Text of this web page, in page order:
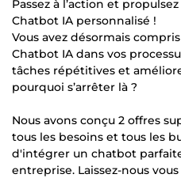
Passez à l’action et
Chatbot IA personnalisé !
Vous avez désormais
Chatbot IA dans vos
tâches répétitives et
pourquoi s’arrêter là ?
Nous avons conçu 2 offres
tous les besoins et tous les
d'intégrer un chatbot
entreprise. Laissez-nous